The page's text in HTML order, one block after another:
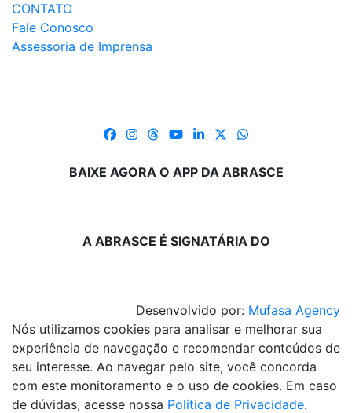
CONTATO
Fale Conosco
Assessoria de Imprensa
BAIXE AGORA O APP DA ABRASCE
A ABRASCE É SIGNATÁRIA DO
Desenvolvido por: Mufasa Agency
Nós utilizamos cookies para analisar e melhorar sua
experiência de navegação e recomendar conteúdos de
seu interesse. Ao navegar pelo site, você concorda
com este monitoramento e o uso de cookies. Em caso
de dúvidas, acesse nossa Política de Privacidade.